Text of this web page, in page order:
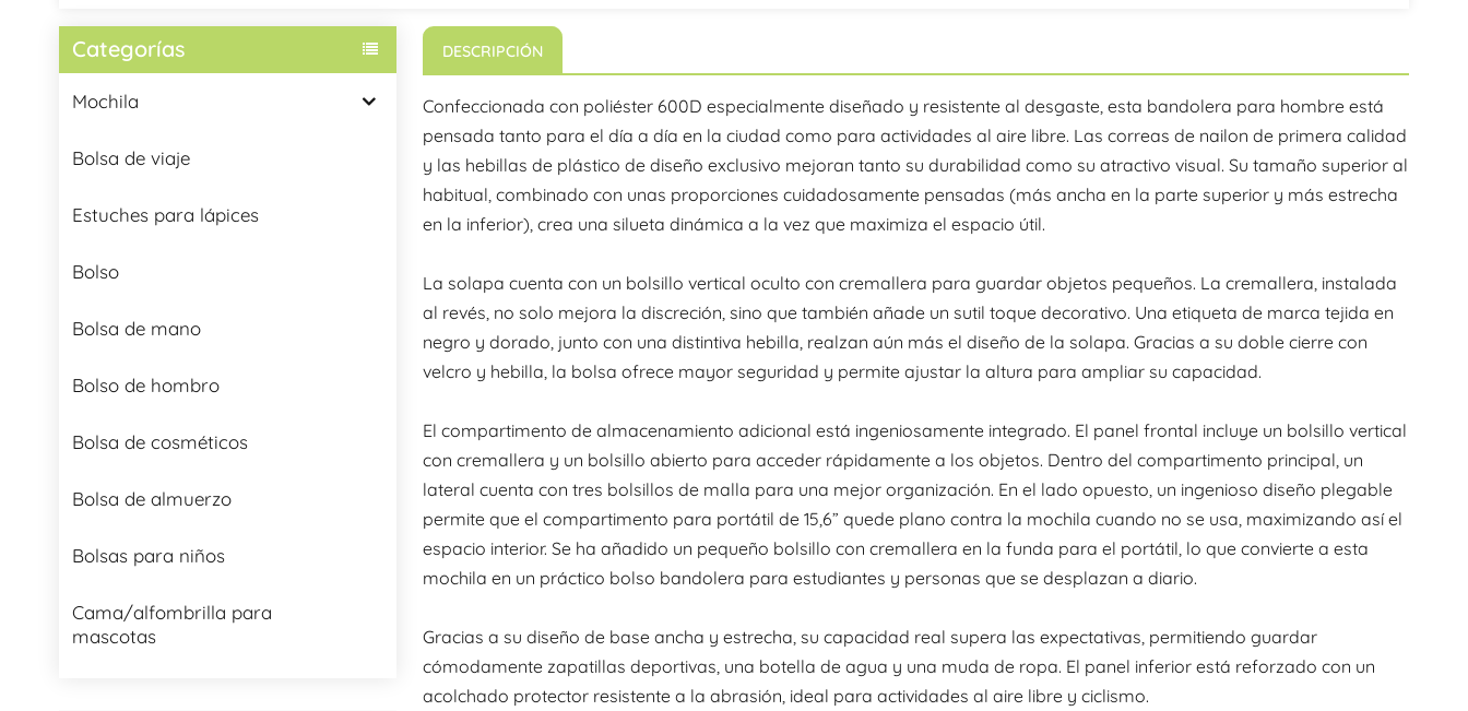
Categorías
Mochila
Bolsa de viaje
Estuches para lápices
Bolso
Bolsa de mano
Bolso de hombro
Bolsa de cosméticos
Bolsa de almuerzo
Bolsas para niños
Cama/alfombrilla para
mascotas
DESCRIPCIÓN
Confeccionada con poliéster 600D especialmente diseñado y resistente al desgaste, esta bandolera para hombre está
pensada tanto para el día a día en la ciudad como para actividades al aire libre. Las correas de nailon de primera calidad
y las hebillas de plástico de diseño exclusivo mejoran tanto su durabilidad como su atractivo visual. Su tamaño superior al
habitual, combinado con unas proporciones cuidadosamente pensadas (más ancha en la parte superior y más estrecha
en la inferior), crea una silueta dinámica a la vez que maximiza el espacio útil.
La solapa cuenta con un bolsillo vertical oculto con cremallera para guardar objetos pequeños. La cremallera, instalada
al revés, no solo mejora la discreción, sino que también añade un sutil toque decorativo. Una etiqueta de marca tejida en
negro y dorado, junto con una distintiva hebilla, realzan aún más el diseño de la solapa. Gracias a su doble cierre con
velcro y hebilla, la bolsa ofrece mayor seguridad y permite ajustar la altura para ampliar su capacidad.
El compartimento de almacenamiento adicional está ingeniosamente integrado. El panel frontal incluye un bolsillo vertical
con cremallera y un bolsillo abierto para acceder rápidamente a los objetos. Dentro del compartimento principal, un
lateral cuenta con tres bolsillos de malla para una mejor organización. En el lado opuesto, un ingenioso diseño plegable
permite que el compartimento para portátil de 15,6” quede plano contra la mochila cuando no se usa, maximizando así el
espacio interior. Se ha añadido un pequeño bolsillo con cremallera en la funda para el portátil, lo que convierte a esta
mochila en un práctico bolso bandolera para estudiantes y personas que se desplazan a diario.
Gracias a su diseño de base ancha y estrecha, su capacidad real supera las expectativas, permitiendo guardar
cómodamente zapatillas deportivas, una botella de agua y una muda de ropa. El panel inferior está reforzado con un
acolchado protector resistente a la abrasión, ideal para actividades al aire libre y ciclismo.